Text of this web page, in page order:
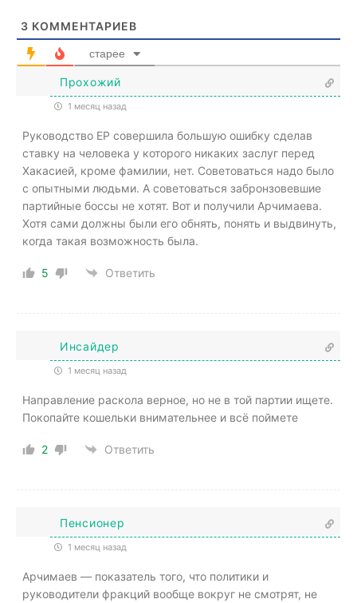
3 КОММЕНТАРИЕВ
старее
Прохожий
1 месяц назад
Руководство ЕР совершила большую ошибку сделав
ставку на человека у которого никаких заслуг перед
Хакасией, кроме фамилии, нет. Советоваться надо было
с опытными людьми. А советоваться забронзовевшие
партийные боссы не хотят. Вот и получили Арчимаева.
Хотя сами должны были его обнять, понять и выдвинуть,
когда такая возможность была.
5 Ответить
Инсайдер
1 месяц назад
Направление раскола верное, но не в той партии ищете.
Покопайте кошельки внимательнее и всё поймете
2 Ответить
Пенсионер
1 месяц назад
Арчимаев — показатель того, что политики и
руководители фракций вообще вокруг не смотрят, не